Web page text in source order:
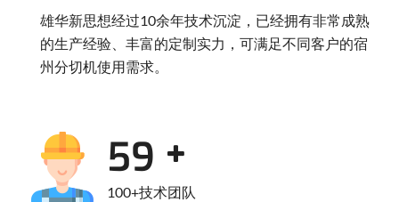
雄华新思想经过10余年技术沉淀，已经拥有非常成熟
的生产经验、丰富的定制实力，可满足不同客户的宿
州分切机使用需求。
96
100+技术团队